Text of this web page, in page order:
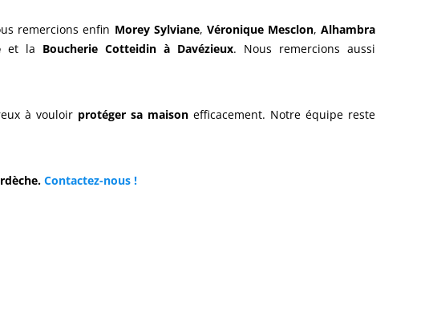
remercions enfin Morey Sylviane, Véronique Mesclon,Alhambra
et la Boucherie Cotteidin à Davézieux. Nous remercions aussi
à vouloir protéger sa maisonefficacement. Notre équipe reste
Contactez-nous !